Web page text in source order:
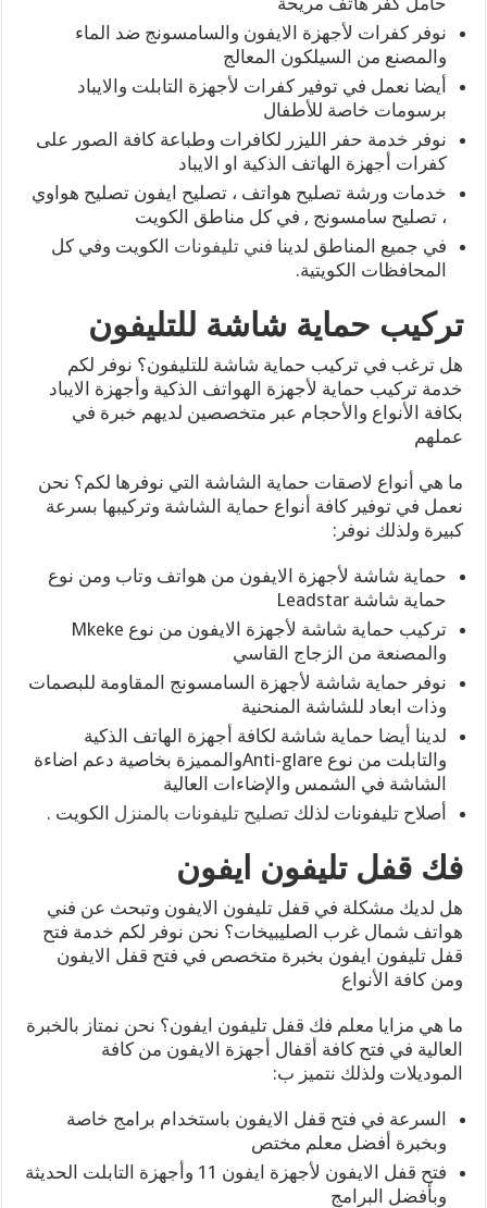
نوفر كفرات لأجهزة الايفون والسامسونج ضد الماء
والمصنع من السيلكون المعالج
أيضا نعمل في توفير كفرات لأجهزة التابلت والايباد
برسومات خاصة للأطفال
نوفر خدمة حفر الليزر لكافرات وطباعة كافة الصور على
كفرات أجهزة الهاتف الذكية او الايباد
خدمات ورشة تصليح هواتف ، تصليح ايفون تصليح هواوي
، تصليح سامسونج , في كل مناطق الكويت
في جميع المناطق لدينا فني تليفونات الكويت وفي كل
المحافظات الكويتية.
تركيب حماية شاشة للتليفون
هل ترغب في تركيب حماية شاشة للتليفون؟ نوفر لكم
خدمة تركيب حماية لأجهزة الهواتف الذكية وأجهزة الايباد
بكافة الأنواع والأحجام عبر متخصصين لديهم خبرة في
عملهم
ما هي أنواع لاصقات حماية الشاشة التي نوفرها لكم؟ نحن
نعمل في توفير كافة أنواع حماية الشاشة وتركيبها بسرعة
كبيرة ولذلك نوفر:
حماية شاشة لأجهزة الايفون من هواتف وتاب ومن نوع
حماية شاشة Leadstar
تركيب حماية شاشة لأجهزة الايفون من نوع Mkeke
والمصنعة من الزجاج القاسي
نوفر حماية شاشة لأجهزة السامسونج المقاومة للبصمات
وذات ابعاد للشاشة المنحنية
لدينا أيضا حماية شاشة لكافة أجهزة الهاتف الذكية
والتابلت من نوع Anti-glareوالمميزة بخاصية دعم اضاءة
الشاشة في الشمس والإضاءات العالية
أصلاح تليفونات لذلكتصليح تليفونات بالمنزل الكويت .
فك قفل تليفون ايفون
هل لديك مشكلة في قفل تليفون الايفون وتبحث عن فني
هواتف شمال غرب الصليبيخات؟ نحن نوفر لكم خدمة فتح
قفل تليفون ايفون بخبرة متخصص في فتح قفل الايفون
ومن كافة الأنواع
ما هي مزايا معلم فك قفل تليفون ايفون؟ نحن نمتاز بالخبرة
العالية في فتح كافة أقفال أجهزة الايفون من كافة
الموديلات ولذلك نتميز ب:
السرعة في فتح قفل الايفون باستخدام برامج خاصة
وبخبرة أفضل معلم مختص
فتح قفل الايفون لأجهزة ايفون 11 وأجهزة التابلت الحديثة
وبأفضل البرامج